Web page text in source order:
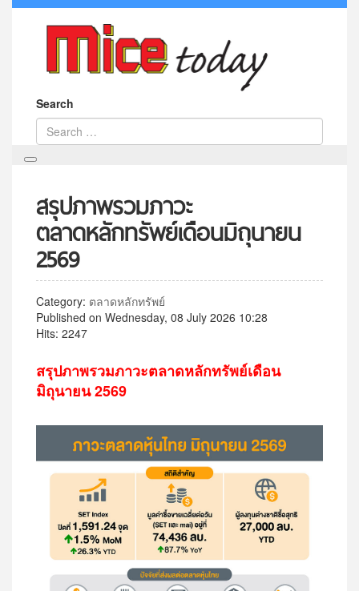
Search
สรุปภาพรวมภาวะ
ตลาดหลักทรัพย์เดือนมิถุนายน
2569
Category: ตลาดหลักทรัพย์
Published on Wednesday, 08 July 2026 10:28
Hits: 2247
สรุปภาพรวมภาวะตลาดหลักทรัพย์เดือน
มิถุนายน 2569